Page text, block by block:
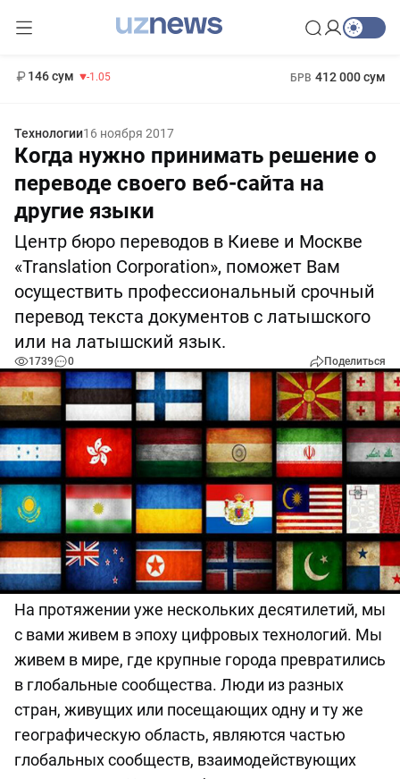
146 сум -1.05 БРВ 412 000 сум
Технологии16 ноября 2017
Когда нужно принимать решение о
переводе своего веб-сайта на
другие языки
Центр бюро переводов в Киеве и Москве
«Translation Corporation», поможет Вам
осуществить профессиональный срочный
перевод текста документов с латышского
или на латышский язык.
1739 0 Поделиться
На протяжении уже нескольких десятилетий, мы
с вами живем в эпоху цифровых технологий. Мы
живем в мире, где крупные города превратились
в глобальные сообщества. Люди из разных
стран, живущих или посещающих одну и ту же
географическую область, являются частью
глобальных сообществ, взаимодействующих